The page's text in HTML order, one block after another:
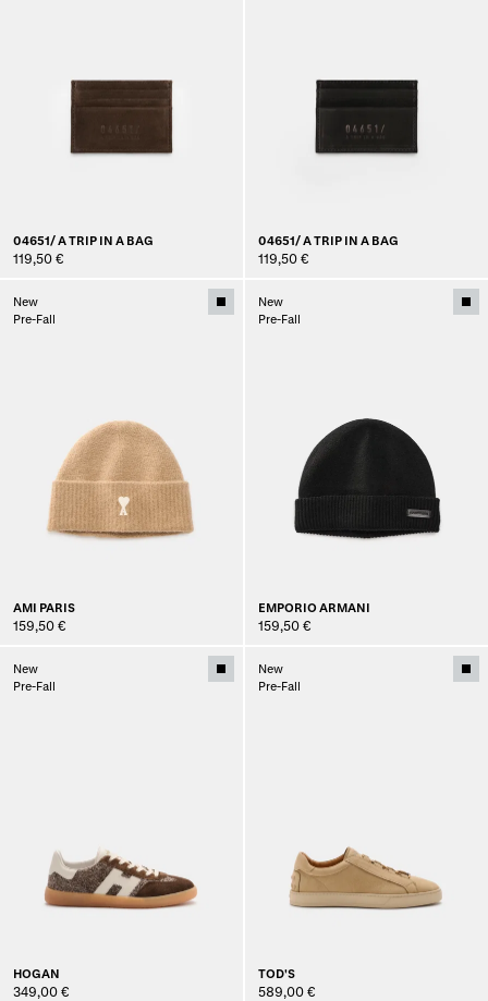
04651/ A TRIP IN A BAG
119,50 €
04651/ A TRIP IN A BAG
119,50 €
New
Pre-Fall
AMI PARIS
159,50 €
New
Pre-Fall
EMPORIO ARMANI
159,50 €
New
Pre-Fall
HOGAN
349,00 €
New
Pre-Fall
TOD'S
589,00 €